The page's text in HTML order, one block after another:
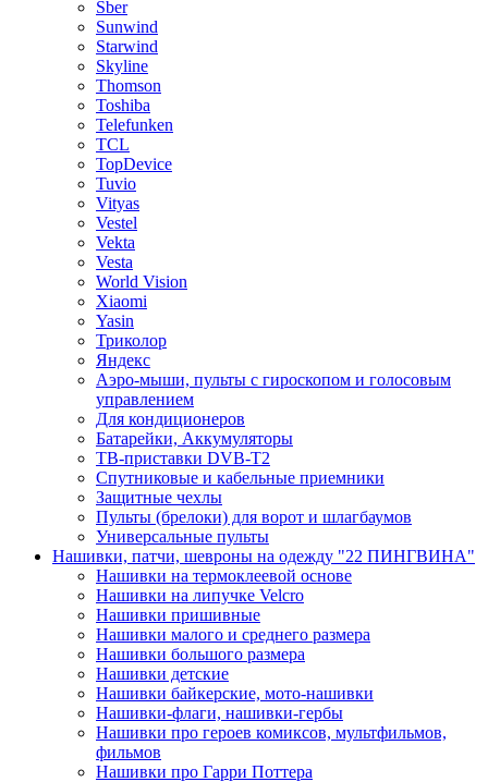
Sber
Sunwind
Starwind
Skyline
Thomson
Toshiba
Telefunken
TCL
TopDevice
Tuvio
Vityas
Vestel
Vekta
Vesta
World Vision
Xiaomi
Yasin
Триколор
Яндекс
Аэро-мыши, пульты с гироскопом и голосовым
управлением
Для кондиционеров
Батарейки, Аккумуляторы
ТВ-приставки DVB-T2
Спутниковые и кабельные приемники
Защитные чехлы
Пульты (брелоки) для ворот и шлагбаумов
Универсальные пульты
Нашивки, патчи, шевроны на одежду "22 ПИНГВИНА"
Нашивки на термоклеевой основе
Нашивки на липучке Velcro
Нашивки пришивные
Нашивки малого и среднего размера
Нашивки большого размера
Нашивки детские
Нашивки байкерские, мото-нашивки
Нашивки-флаги, нашивки-гербы
Нашивки про героев комиксов, мультфильмов,
фильмов
Нашивки про Гарри Поттера